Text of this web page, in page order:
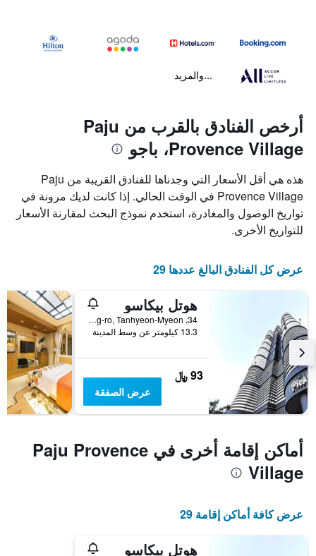
...والمزيد
أرخص الفنادق بالقرب من Paju
Provence Village، باجو
هذه هي أقل الأسعار التي وجدناها للفنادق القريبة من Paju
Provence Village في الوقت الحالي. إذا كانت لديك مرونة في
تواريخ الوصول والمغادرة، استخدم نموذج البحث لمقارنة الأسعار
للتواريخ الأخرى.
عرض كل الفنادق البالغ عددها 29
هوتل بيكاسو
34, Seongdong-ro, Tanhyeon-Myeon, باجو, كوريا الجنوبية
13.3 كيلومتر عن وسط المدينة
93 ﷼
عرض الصفقة
أماكن إقامة أخرى في Paju Provence
Village
عرض كافة أماكن إقامة 29
هوتل بيكاسو